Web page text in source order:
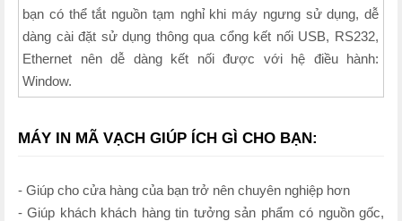
bạn có thể tắt nguồn tạm nghỉ khi máy ngưng sử dụng, dễ
dàng cài đặt sử dụng thông qua cổng kết nối USB, RS232,
Ethernet nên dễ dàng kết nối được với hệ điều hành:
Window.
MÁY IN MÃ VẠCH GIÚP ÍCH GÌ CHO BẠN:
- Giúp cho cửa hàng của bạn trở nên chuyên nghiệp hơn
- Giúp khách khách hàng tin tưởng sản phẩm có nguồn gốc,